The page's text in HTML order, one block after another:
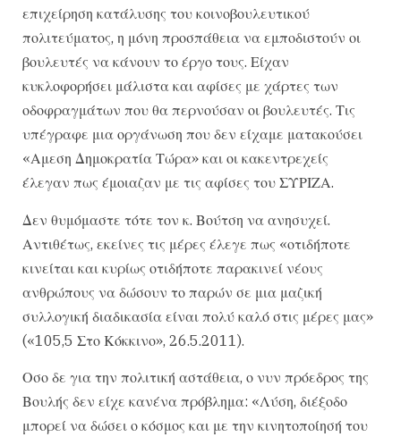
επιχείρηση κατάλυσης του κοινοβουλευτικού
πολιτεύματος, η μόνη προσπάθεια να εμποδιστούν οι
βουλευτές να κάνουν το έργο τους. Είχαν
κυκλοφορήσει μάλιστα και αφίσες με χάρτες των
οδοφραγμάτων που θα περνούσαν οι βουλευτές. Τις
υπέγραφε μια οργάνωση που δεν είχαμε ματακούσει
«Αμεση Δημοκρατία Τώρα» και οι κακεντρεχείς
έλεγαν πως έμοιαζαν με τις αφίσες του ΣΥΡΙΖΑ.
Δεν θυμόμαστε τότε τον κ. Βούτση να ανησυχεί.
Αντιθέτως, εκείνες τις μέρες έλεγε πως «οτιδήποτε
κινείται και κυρίως οτιδήποτε παρακινεί νέους
ανθρώπους να δώσουν το παρών σε μια μαζική
συλλογική διαδικασία είναι πολύ καλό στις μέρες μας»
(«105,5 Στο Κόκκινο», 26.5.2011).
Οσο δε για την πολιτική αστάθεια, ο νυν πρόεδρος της
Βουλής δεν είχε κανένα πρόβλημα: «Λύση, διέξοδο
μπορεί να δώσει ο κόσμος και με την κινητοποίησή του